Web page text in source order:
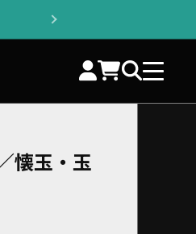
懐玉・玉